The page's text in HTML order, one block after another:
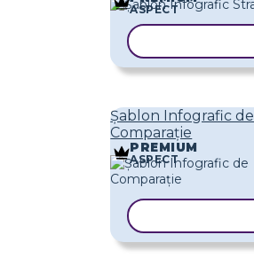
ASPECT
Șablon Infografic de
Comparație
PREMIUM
ASPECT